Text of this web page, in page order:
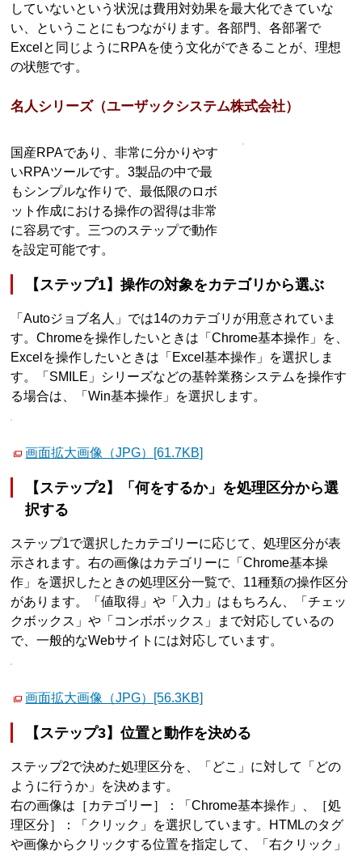
していないという状況は費用対効果を最大化できていな
い、ということにもつながります。各部門、各部署で
Excelと同じようにRPAを使う文化ができることが、理想
の状態です。
名人シリーズ（ユーザックシステム株式会社）
国産RPAであり、非常に分かりやす
いRPAツールです。3製品の中で最
もシンプルな作りで、最低限のロボ
ット作成における操作の習得は非常
に容易です。三つのステップで動作
を設定可能です。
【ステップ1】操作の対象をカテゴリから選ぶ
「Autoジョブ名人」では14のカテゴリが用意されていま
す。Chromeを操作したいときは「Chrome基本操作」を、
Excelを操作したいときは「Excel基本操作」を選択しま
す。「SMILE」シリーズなどの基幹業務システムを操作す
る場合は、「Win基本操作」を選択します。
画面拡大画像（JPG）[61.7KB]
【ステップ2】「何をするか」を処理区分から選
択する
ステップ1で選択したカテゴリーに応じて、処理区分が表
示されます。右の画像はカテゴリーに「Chrome基本操
作」を選択したときの処理区分一覧で、11種類の操作区分
があります。「値取得」や「入力」はもちろん、「チェッ
クボックス」や「コンボボックス」まで対応しているの
で、一般的なWebサイトには対応しています。
画面拡大画像（JPG）[56.3KB]
【ステップ3】位置と動作を決める
ステップ2で決めた処理区分を、「どこ」に対して「どの
ように行うか」を決めます。
右の画像は［カテゴリー］：「Chrome基本操作」、［処
理区分］：「クリック」を選択しています。HTMLのタグ
や画像からクリックする位置を指定して、「右クリック」